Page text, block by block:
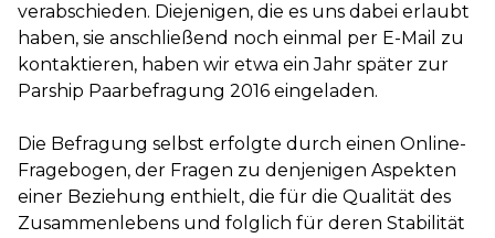
verabschieden. Diejenigen, die es uns dabei erlaubt
haben, sie anschließend noch einmal per E-Mail zu
kontaktieren, haben wir etwa ein Jahr später zur
Parship Paarbefragung 2016 eingeladen.
Die Befragung selbst erfolgte durch einen Online-
Fragebogen, der Fragen zu denjenigen Aspekten
einer Beziehung enthielt, die für die Qualität des
Zusammenlebens und folglich für deren Stabilität